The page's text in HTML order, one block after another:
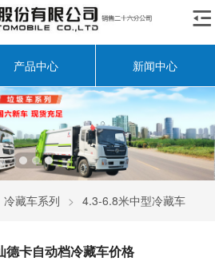

产品中心 新闻中心
冷藏车系列 > 4.3-6.8米中型冷藏车
德卡自动档冷藏车价格